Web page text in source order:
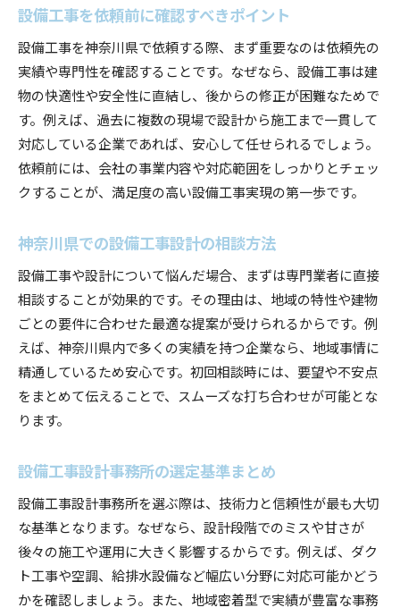
設備工事を依頼前に確認すべきポイント
設備工事を神奈川県で依頼する際、まず重要なのは依頼先の
実績や専門性を確認することです。なぜなら、設備工事は建
物の快適性や安全性に直結し、後からの修正が困難なためで
す。例えば、過去に複数の現場で設計から施工まで一貫して
対応している企業であれば、安心して任せられるでしょう。
依頼前には、会社の事業内容や対応範囲をしっかりとチェッ
クすることが、満足度の高い設備工事実現の第一歩です。
神奈川県での設備工事設計の相談方法
設備工事や設計について悩んだ場合、まずは専門業者に直接
相談することが効果的です。その理由は、地域の特性や建物
ごとの要件に合わせた最適な提案が受けられるからです。例
えば、神奈川県内で多くの実績を持つ企業なら、地域事情に
精通しているため安心です。初回相談時には、要望や不安点
をまとめて伝えることで、スムーズな打ち合わせが可能とな
ります。
設備工事設計事務所の選定基準まとめ
設備工事設計事務所を選ぶ際は、技術力と信頼性が最も大切
な基準となります。なぜなら、設計段階でのミスや甘さが
後々の施工や運用に大きく影響するからです。例えば、ダク
ト工事や空調、給排水設備など幅広い分野に対応可能かどう
かを確認しましょう。また、地域密着型で実績が豊富な事務